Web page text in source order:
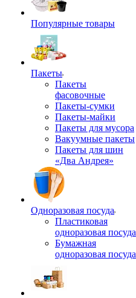
Популярные товары
Пакеты
Пакеты
фасовочные
Пакеты-сумки
Пакеты-майки
Пакеты для мусора
Вакуумные пакеты
Пакеты для шин
«Два Андрея»
Одноразовая посуда
Пластиковая
одноразовая посуда
Бумажная
одноразовая посуда